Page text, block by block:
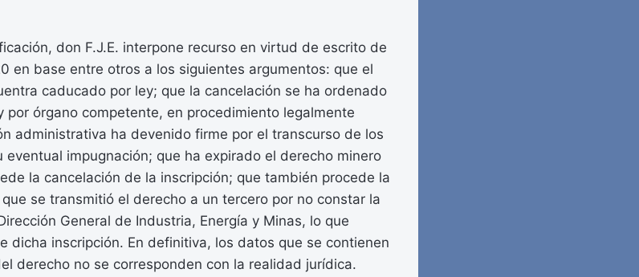
don F.J.E. interpone recurso en virtud de escrito de
en base entre otros a los siguientes argumentos: que el
caducado por ley; que la cancelación se ha ordenado
por órgano competente, en procedimiento legalmente
administrativa ha devenido firme por el transcurso de los
impugnación; que ha expirado el derecho minero
la cancelación de la inscripción; que también procede la
se transmitió el derecho a un tercero por no constar la
General de Industria, Energía y Minas, lo que
dicha inscripción. En definitiva, los datos que se contienen
derecho no se corresponden con la realidad jurídica.